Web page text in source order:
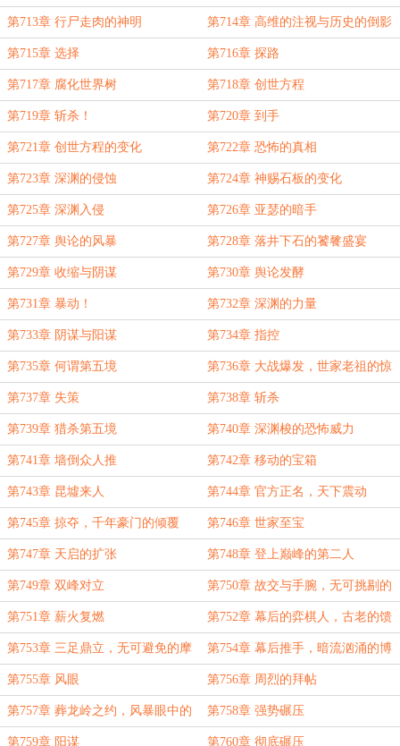
第713章 行尸走肉的神明 第714章 高维的注视与历史的倒影
第715章 选择 第716章 探路
第717章 腐化世界树 第718章 创世方程
第719章 斩杀！ 第720章 到手
第721章 创世方程的变化 第722章 恐怖的真相
第723章 深渊的侵蚀 第724章 神赐石板的变化
第725章 深渊入侵 第726章 亚瑟的暗手
第727章 舆论的风暴 第728章 落井下石的饕餮盛宴
第729章 收缩与阴谋 第730章 舆论发酵
第731章 暴动！ 第732章 深渊的力量
第733章 阴谋与阳谋 第734章 指控
第735章 何谓第五境 第736章 大战爆发，世家老祖的惊
骇
第737章 失策 第738章 斩杀
第739章 猎杀第五境 第740章 深渊梭的恐怖威力
第741章 墙倒众人推 第742章 移动的宝箱
第743章 昆墟来人 第744章 官方正名，天下震动
第745章 掠夺，千年豪门的倾覆 第746章 世家至宝
第747章 天启的扩张 第748章 登上巅峰的第二人
第749章 双峰对立 第750章 故交与手腕，无可挑剔的
姿态
第751章 薪火复燃 第752章 幕后的弈棋人，古老的馈
赠
第753章 三足鼎立，无可避免的摩
擦
第754章 幕后推手，暗流汹涌的博
弈
第755章 风眼 第756章 周烈的拜帖
第757章 葬龙岭之约，风暴眼中的
试探
第758章 强势碾压
第759章 阳谋 第760章 彻底碾压